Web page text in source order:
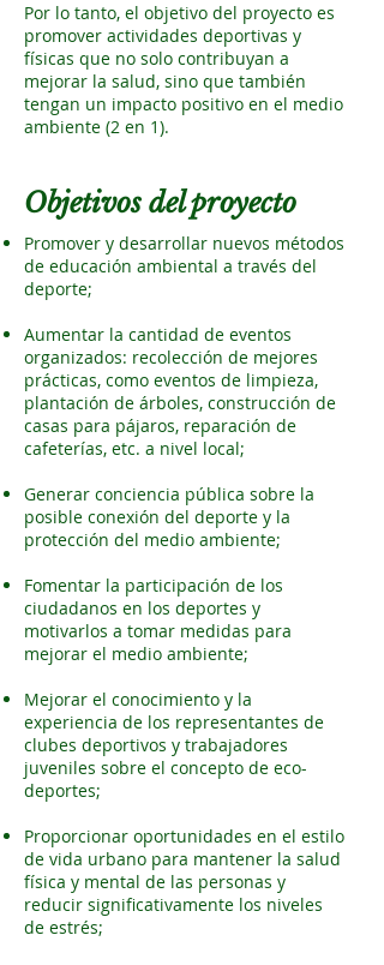
Por lo tanto, el objetivo del proyecto es
promover actividades deportivas y
físicas que no solo contribuyan a
mejorar la salud, sino que también
tengan un impacto positivo en el medio
ambiente (2 en 1).
Objetivos del proyecto
Promover y desarrollar nuevos métodos
de educación ambiental a través del
deporte;
Aumentar la cantidad de eventos
organizados: recolección de mejores
prácticas, como eventos de limpieza,
plantación de árboles, construcción de
casas para pájaros, reparación de
cafeterías, etc. a nivel local;
Generar conciencia pública sobre la
posible conexión del deporte y la
protección del medio ambiente;
Fomentar la participación de los
ciudadanos en los deportes y
motivarlos a tomar medidas para
mejorar el medio ambiente;
Mejorar el conocimiento y la
experiencia de los representantes de
clubes deportivos y trabajadores
juveniles sobre el concepto de eco-
deportes;
Proporcionar oportunidades en el estilo
de vida urbano para mantener la salud
física y mental de las personas y
reducir significativamente los niveles
de estrés;